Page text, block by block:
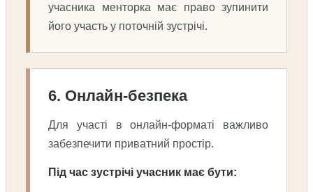
учасника менторка має право зупинити
його участь у поточній зустрічі.
6. Онлайн-безпека
Для участі в онлайн-форматі важливо
забезпечити приватний простір.
Під час зустрічі учасник має бути: